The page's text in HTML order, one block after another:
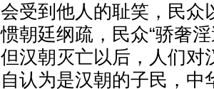
会受到他人的耻笑，民众
惯朝廷纲疏，民众“骄奢
但汉朝灭亡以后，人们对
自认为是汉朝的子民，